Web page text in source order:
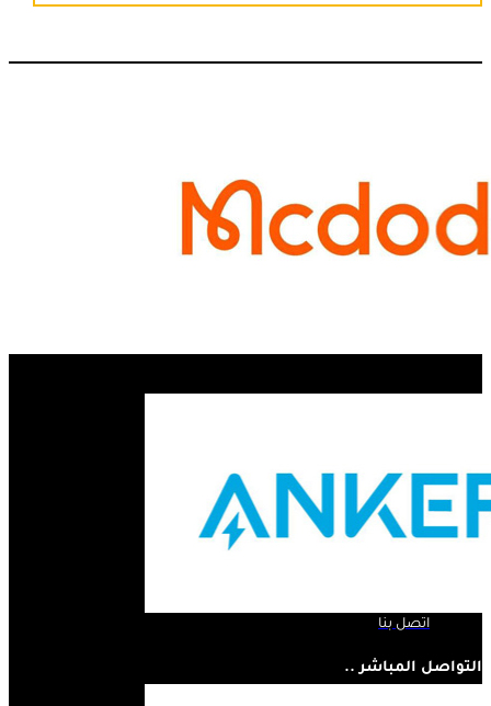
الروابط السريعة ..
الرئيسية
اتصل بنا
التواصل المباشر ..